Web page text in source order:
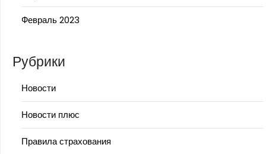
Февраль 2023
Рубрики
Новости
Новости плюс
Правила страхования